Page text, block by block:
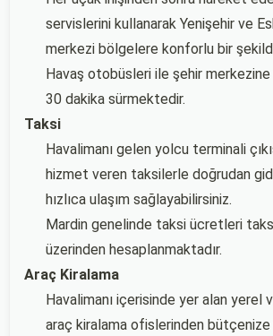
servislerini kullanarak Yenişehir ve
merkezi bölgelere konforlu bir
Havaş otobüsleri ile şehir merkezine
30 dakika sürmektedir.
Taksi
Havalimanı gelen yolcu terminali
hizmet veren taksilerle doğrudan
hızlıca ulaşım sağlayabilirsiniz.
Mardin genelinde taksi ücretleri
üzerinden hesaplanmaktadır.
Araç Kiralama
Havalimanı içerisinde yer alan yerel
araç kiralama ofislerinden bütçenize